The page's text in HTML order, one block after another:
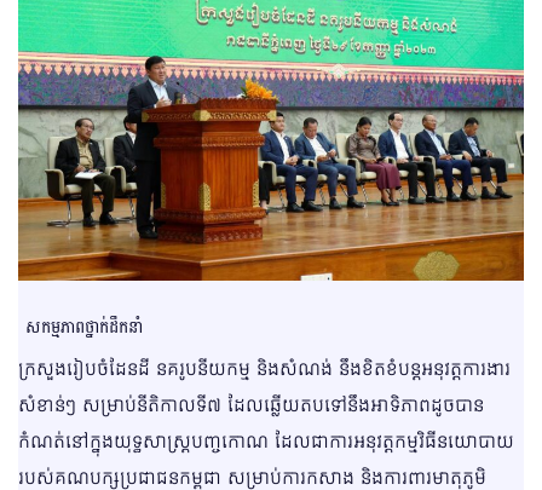
សកម្មភាពថ្នាក់ដឹកនាំ
ក្រសួងរៀបចំដែនដី នគរូបនីយកម្ម និងសំណង់ នឹងខិតខំបន្តអនុវត្តការងារ
សំខាន់ៗ សម្រាប់នីតិកាលទី៧ ដែលឆ្លើយតបទៅនឹងអាទិភាពដូចបាន
កំណត់នៅក្នុងយុទ្ធសាស្រ្តបញ្ចកោណ ដែលជាការអនុវត្តកម្មវិធីនយោបាយ
របស់គណបក្សប្រជាជនកម្ពុជា សម្រាប់ការកសាង និងការពារមាតុភូមិ